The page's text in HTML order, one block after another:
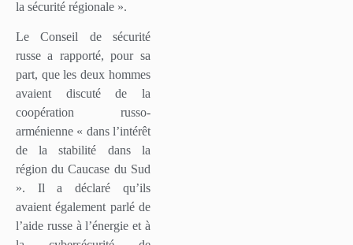
la sécurité régionale ».
Le Conseil de sécurité
russe a rapporté, pour sa
part, que les deux hommes
avaient discuté de la
coopération russo-
arménienne « dans l’intérêt
de la stabilité dans la
région du Caucase du Sud
». Il a déclaré qu’ils
avaient également parlé de
l’aide russe à l’énergie et à